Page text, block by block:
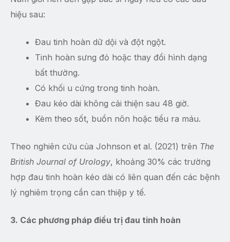
hiệu sau:
Đau tinh hoàn dữ dội và đột ngột.
Tinh hoàn sưng đỏ hoặc thay đổi hình dạng
bất thường.
Có khối u cứng trong tinh hoàn.
Đau kéo dài không cải thiện sau 48 giờ.
Kèm theo sốt, buồn nôn hoặc tiểu ra máu.
Theo nghiên cứu của Johnson et al. (2021) trên The
British Journal of Urology, khoảng 30% các trường
hợp đau tinh hoàn kéo dài có liên quan đến các bệnh
lý nghiêm trọng cần can thiệp y tế.
3. Các phương pháp điều trị đau tinh hoàn